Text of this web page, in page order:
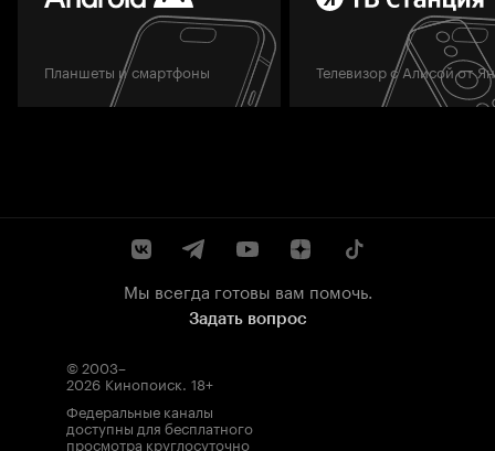
Планшеты и смартфоны Телевизор с Алисой от
Мы всегда готовы вам помочь.
Задать вопрос
© 2003–
2026 Кинопоиск. 18+
Федеральные каналы
доступны для бесплатного
просмотра круглосуточно